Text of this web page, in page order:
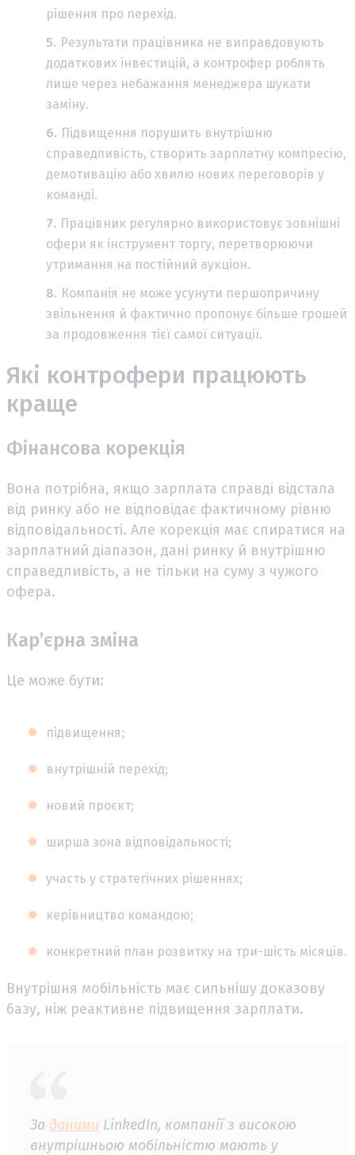
рішення про перехід.
Результати працівника не виправдовують
додаткових інвестицій, а контрофер роблять
лише через небажання менеджера шукати
заміну.
Підвищення порушить внутрішню
справедливість, створить зарплатну компресію,
демотивацію або хвилю нових переговорів у
команді.
Працівник регулярно використовує зовнішні
офери як інструмент торгу, перетворюючи
утримання на постійний аукціон.
Компанія не може усунути першопричину
звільнення й фактично пропонує більше грошей
за продовження тієї самої ситуації.
Які контрофери працюють
краще
Фінансова корекція
Вона потрібна, якщо зарплата справді відстала
від ринку або не відповідає фактичному рівню
відповідальності. Але корекція має спиратися на
зарплатний діапазон, дані ринку й внутрішню
справедливість, а не тільки на суму з чужого
офера.
Кар’єрна зміна
Це може бути:
підвищення;
внутрішній перехід;
новий проєкт;
ширша зона відповідальності;
участь у стратегічних рішеннях;
керівництво командою;
конкретний план розвитку на три-шість місяців.
Внутрішня мобільність має сильнішу доказову
базу, ніж реактивне підвищення зарплати.
За даними LinkedIn, компанії з високою
внутрішньою мобільністю мають у